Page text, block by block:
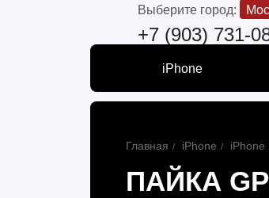
Выберите город:
+7 (903) 731-
iPhone
Главная iPhone iPhone
ПАЙКА